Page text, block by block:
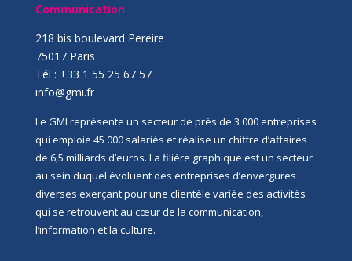
Communication
218 bis boulevard Pereire
75017 Paris
Tél : +33 1 55 25 67 57
info@gmi.fr
Le GMI représente un secteur de près de 3 000 entreprises
qui emploie 45 000 salariés et réalise un chiffre d’affaires
de 6,5 milliards d’euros. La filière graphique est un secteur
au sein duquel évoluent des entreprises d’envergures
diverses exerçant pour une clientèle variée des activités
qui se retrouvent au cœur de la communication,
l’information et la culture.